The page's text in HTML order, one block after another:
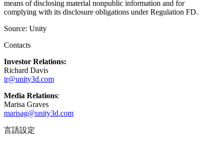
モバイルゲーム
インディーゲーム
XR ゲーム
マルチプレイヤーゲーム
マルチプレイヤーゲーム制作を簡素化
お知らせ
Unityのマスタリーを証明する
means of disclosing material nonpublic information and for
complying with its disclosure obligations under Regulation FD.
Source: Unity
Contacts
Investor Relations:
Richard Davis
ir@unity3d.com
Media Relations:
Marisa Graves
marisag@unity3d.com
言語設定